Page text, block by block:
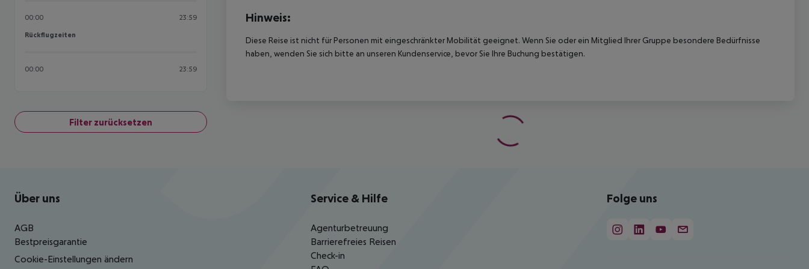
00:00 23:59
Rückflugzeiten
Rückflugzeiten
00:00 23:59
Filter zurücksetzen
Hinweis:
Diese Reise ist nicht für Personen mit eingeschränkter Mobilität geeignet. Wenn Sie oder ein Mitglied Ihrer Gruppe besondere Bedürfnisse
haben, wenden Sie sich bitte an unseren Kundenservice, bevor Sie Ihre Buchung bestätigen.
Footer navigation
Über uns
AGB
Bestpreisgarantie
Cookie-Einstellungen ändern
Service & Hilfe
Agenturbetreuung
Barrierefreies Reisen
Check-in
Folge uns